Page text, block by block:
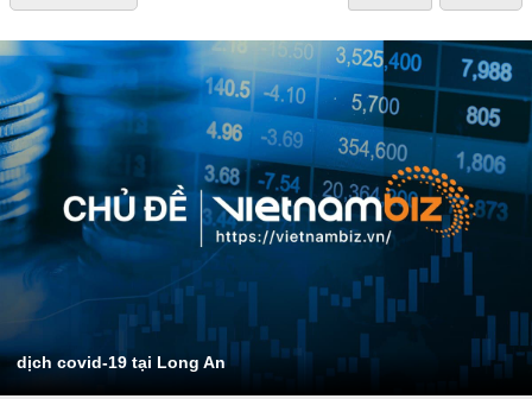
dịch covid-19 tại Long An